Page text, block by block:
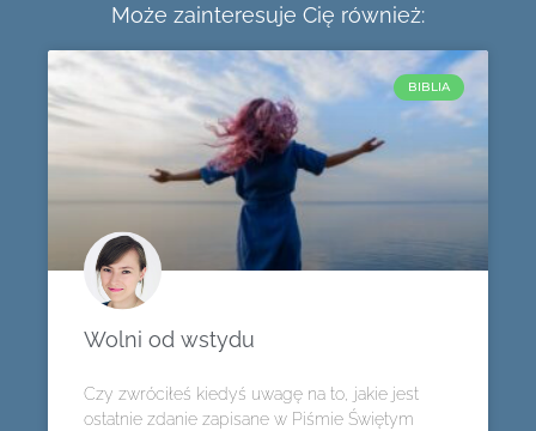
Może zainteresuje Cię również:
BIBLIA
Wolni od wstydu
Czy zwróciłeś kiedyś uwagę na to, jakie jest
ostatnie zdanie zapisane w Piśmie Świętym